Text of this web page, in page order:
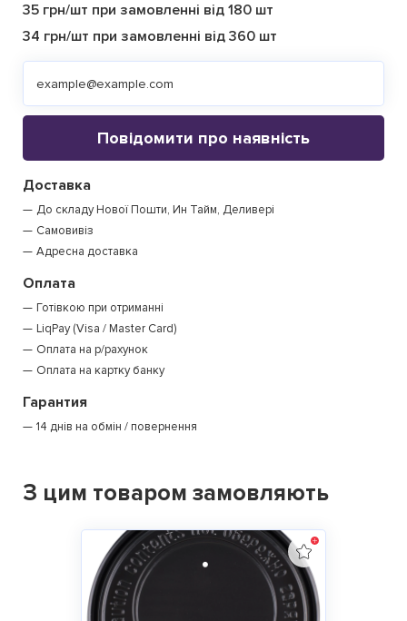
35 грн/шт при замовленні від 180 шт
34 грн/шт при замовленні від 360 шт
Повідомити про наявність
Доставка
До складу Нової Пошти, Ин Тайм, Деливері
Самовивіз
Адресна доставка
Оплата
Готівкою при отриманні
LiqPay (Visa / Master Card)
Оплата на р/рахунок
Оплата на картку банку
Гарантия
14 днів на обмін / повернення
З цим товаром замовляють